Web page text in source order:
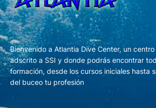
Bienvenido a Atlantia Dive Center, un
adscrito a SSI y donde podrás encontrar
formación, desde los cursos iniciales hasta
del buceo tu profesión